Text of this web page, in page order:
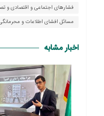
فشارهای اجتماعی و اقتصادی و
مسائل افشای اطلاعات و
اخبار مشابه